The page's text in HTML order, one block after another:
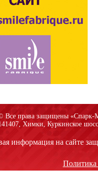
Все права защищены «Спарк-
Химки, Куркинское
информация на сайте
Политика